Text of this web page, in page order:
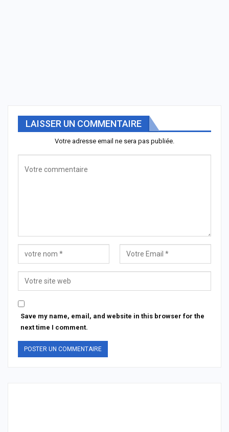
LAISSER UN COMMENTAIRE
Votre adresse email ne sera pas publiée.
Save my name, email, and website in this browser for the
next time I comment.